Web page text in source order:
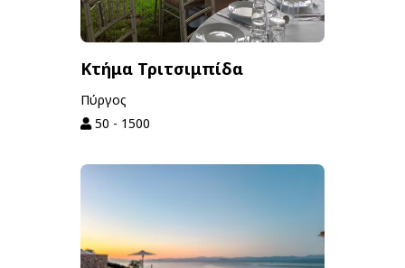
Κτήμα Τριτσιμπίδα
Πύργος
50 - 1500